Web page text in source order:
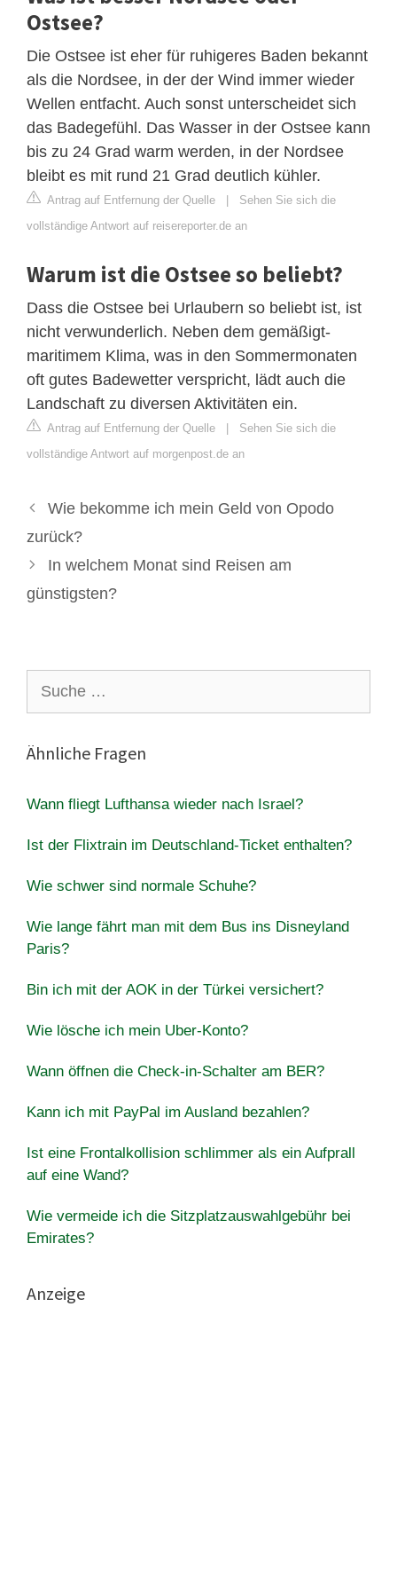
Ostsee?
Die Ostsee ist eher für ruhigeres Baden bekannt
als die Nordsee, in der der Wind immer wieder
Wellen entfacht. Auch sonst unterscheidet sich
das Badegefühl. Das Wasser in der Ostsee kann
bis zu 24 Grad warm werden, in der Nordsee
bleibt es mit rund 21 Grad deutlich kühler.
Antrag auf Entfernung der Quelle | Sehen Sie sich die
vollständige Antwort auf reisereporter.de an
Warum ist die Ostsee so beliebt?
Dass die Ostsee bei Urlaubern so beliebt ist, ist
nicht verwunderlich. Neben dem gemäßigt-
maritimem Klima, was in den Sommermonaten
oft gutes Badewetter verspricht, lädt auch die
Landschaft zu diversen Aktivitäten ein.
Antrag auf Entfernung der Quelle | Sehen Sie sich die
vollständige Antwort auf morgenpost.de an
Wie bekomme ich mein Geld von Opodo
zurück?
In welchem Monat sind Reisen am
günstigsten?
nach:
Ähnliche Fragen
Wann fliegt Lufthansa wieder nach Israel?
Ist der Flixtrain im Deutschland-Ticket enthalten?
Wie schwer sind normale Schuhe?
Wie lange fährt man mit dem Bus ins Disneyland
Paris?
Bin ich mit der AOK in der Türkei versichert?
Wie lösche ich mein Uber-Konto?
Wann öffnen die Check-in-Schalter am BER?
Kann ich mit PayPal im Ausland bezahlen?
Ist eine Frontalkollision schlimmer als ein Aufprall
auf eine Wand?
Wie vermeide ich die Sitzplatzauswahlgebühr bei
Emirates?
Anzeige